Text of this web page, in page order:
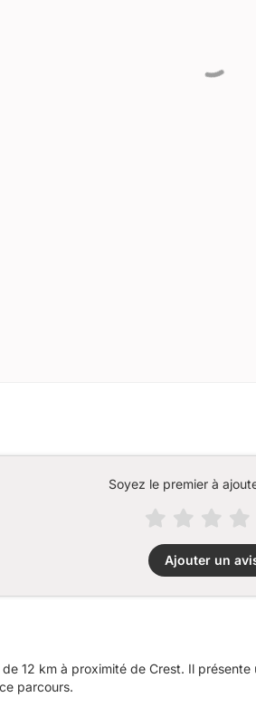
Soyez le premier à
Ajouter un
12 km à proximité de Crest. Il
parcours.